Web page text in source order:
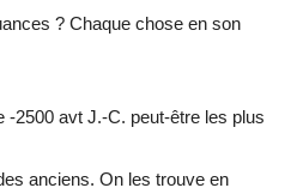
? Chaque chose en son
-2500 avt J.-C. peut-être les plus
anciens. On les trouve en